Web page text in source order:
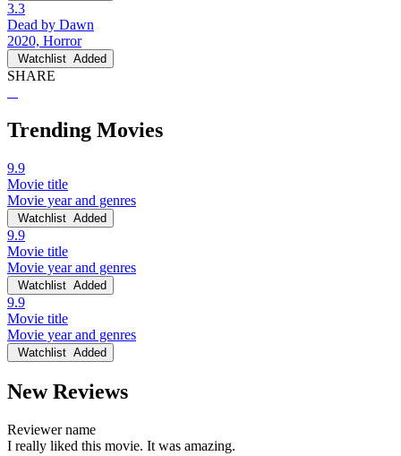
3.3
Dead by Dawn
2020, Horror
Watchlist Added
SHARE
Trending Movies
9.9
Movie title
Movie year and genres
Watchlist Added
9.9
Movie title
Movie year and genres
Watchlist Added
9.9
Movie title
Movie year and genres
Watchlist Added
New Reviews
Reviewer name
I really liked this movie. It was amazing.